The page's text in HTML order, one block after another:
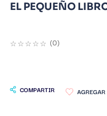
EL PEQUEÑO
☆☆☆☆☆ (0)
COMPARTIR
8 . Noches Blancas
10. Warhammer